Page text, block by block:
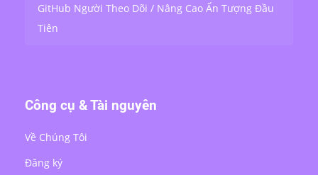
GitHub Người Theo Dõi / Nâng Cao Ấn Tượng Đầu
Tiên
Công cụ & Tài nguyên
Về Chúng Tôi
Đăng ký